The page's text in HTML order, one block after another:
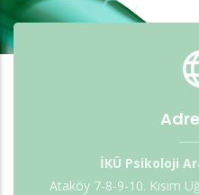
İKÜ Psikoloji
Ataköy 7-8-9-10. Kısım